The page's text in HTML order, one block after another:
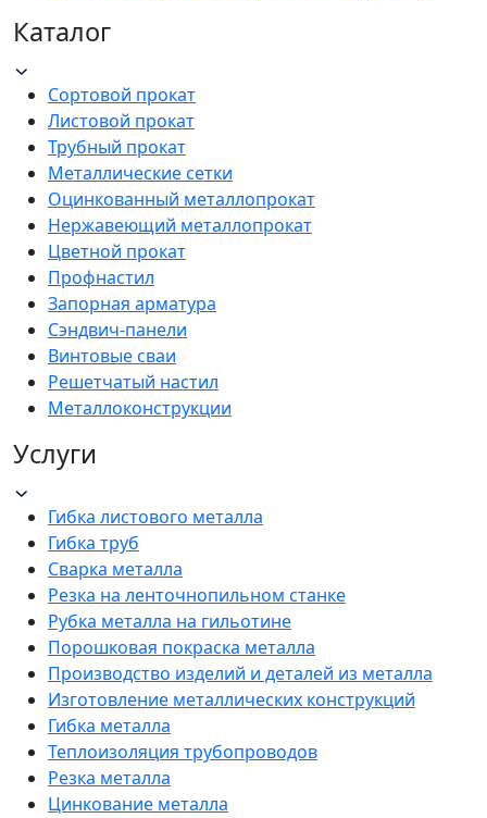
Каталог
Сортовой прокат
Листовой прокат
Трубный прокат
Металлические сетки
Оцинкованный металлопрокат
Нержавеющий металлопрокат
Цветной прокат
Профнастил
Запорная арматура
Сэндвич-панели
Винтовые сваи
Решетчатый настил
Металлоконструкции
Услуги
Гибка листового металла
Гибка труб
Сварка металла
Резка на ленточнопильном станке
Рубка металла на гильотине
Порошковая покраска металла
Производство изделий и деталей из металла
Изготовление металлических конструкций
Гибка металла
Теплоизоляция трубопроводов
Резка металла
Цинкование металла